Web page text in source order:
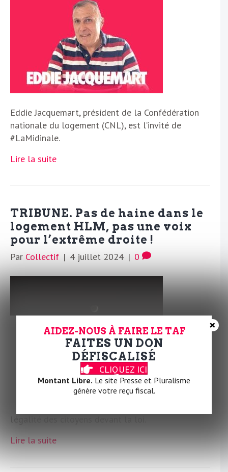
Eddie Jacquemart, président de la Confédération
nationale du logement (CNL), est l’invité de
#LaMidinale.
Lire la suite
TRIBUNE. Pas de haine dans le
logement HLM, pas une voix
pour l’extrême droite !
Par Collectif | 4 juillet 2024 | 0
Avec le RN aux portes du pouvoir, les acteurs du
logement social s’inquiètent des répercussions
Lire la suite
AIDEZ-NOUS À FAIRE LE TAF
FAITES UN DON
DÉFISCALISÉ
CLIQUEZ ICI
Montant Libre. Le site Presse et Pluralisme
génère votre reçu fiscal.
×